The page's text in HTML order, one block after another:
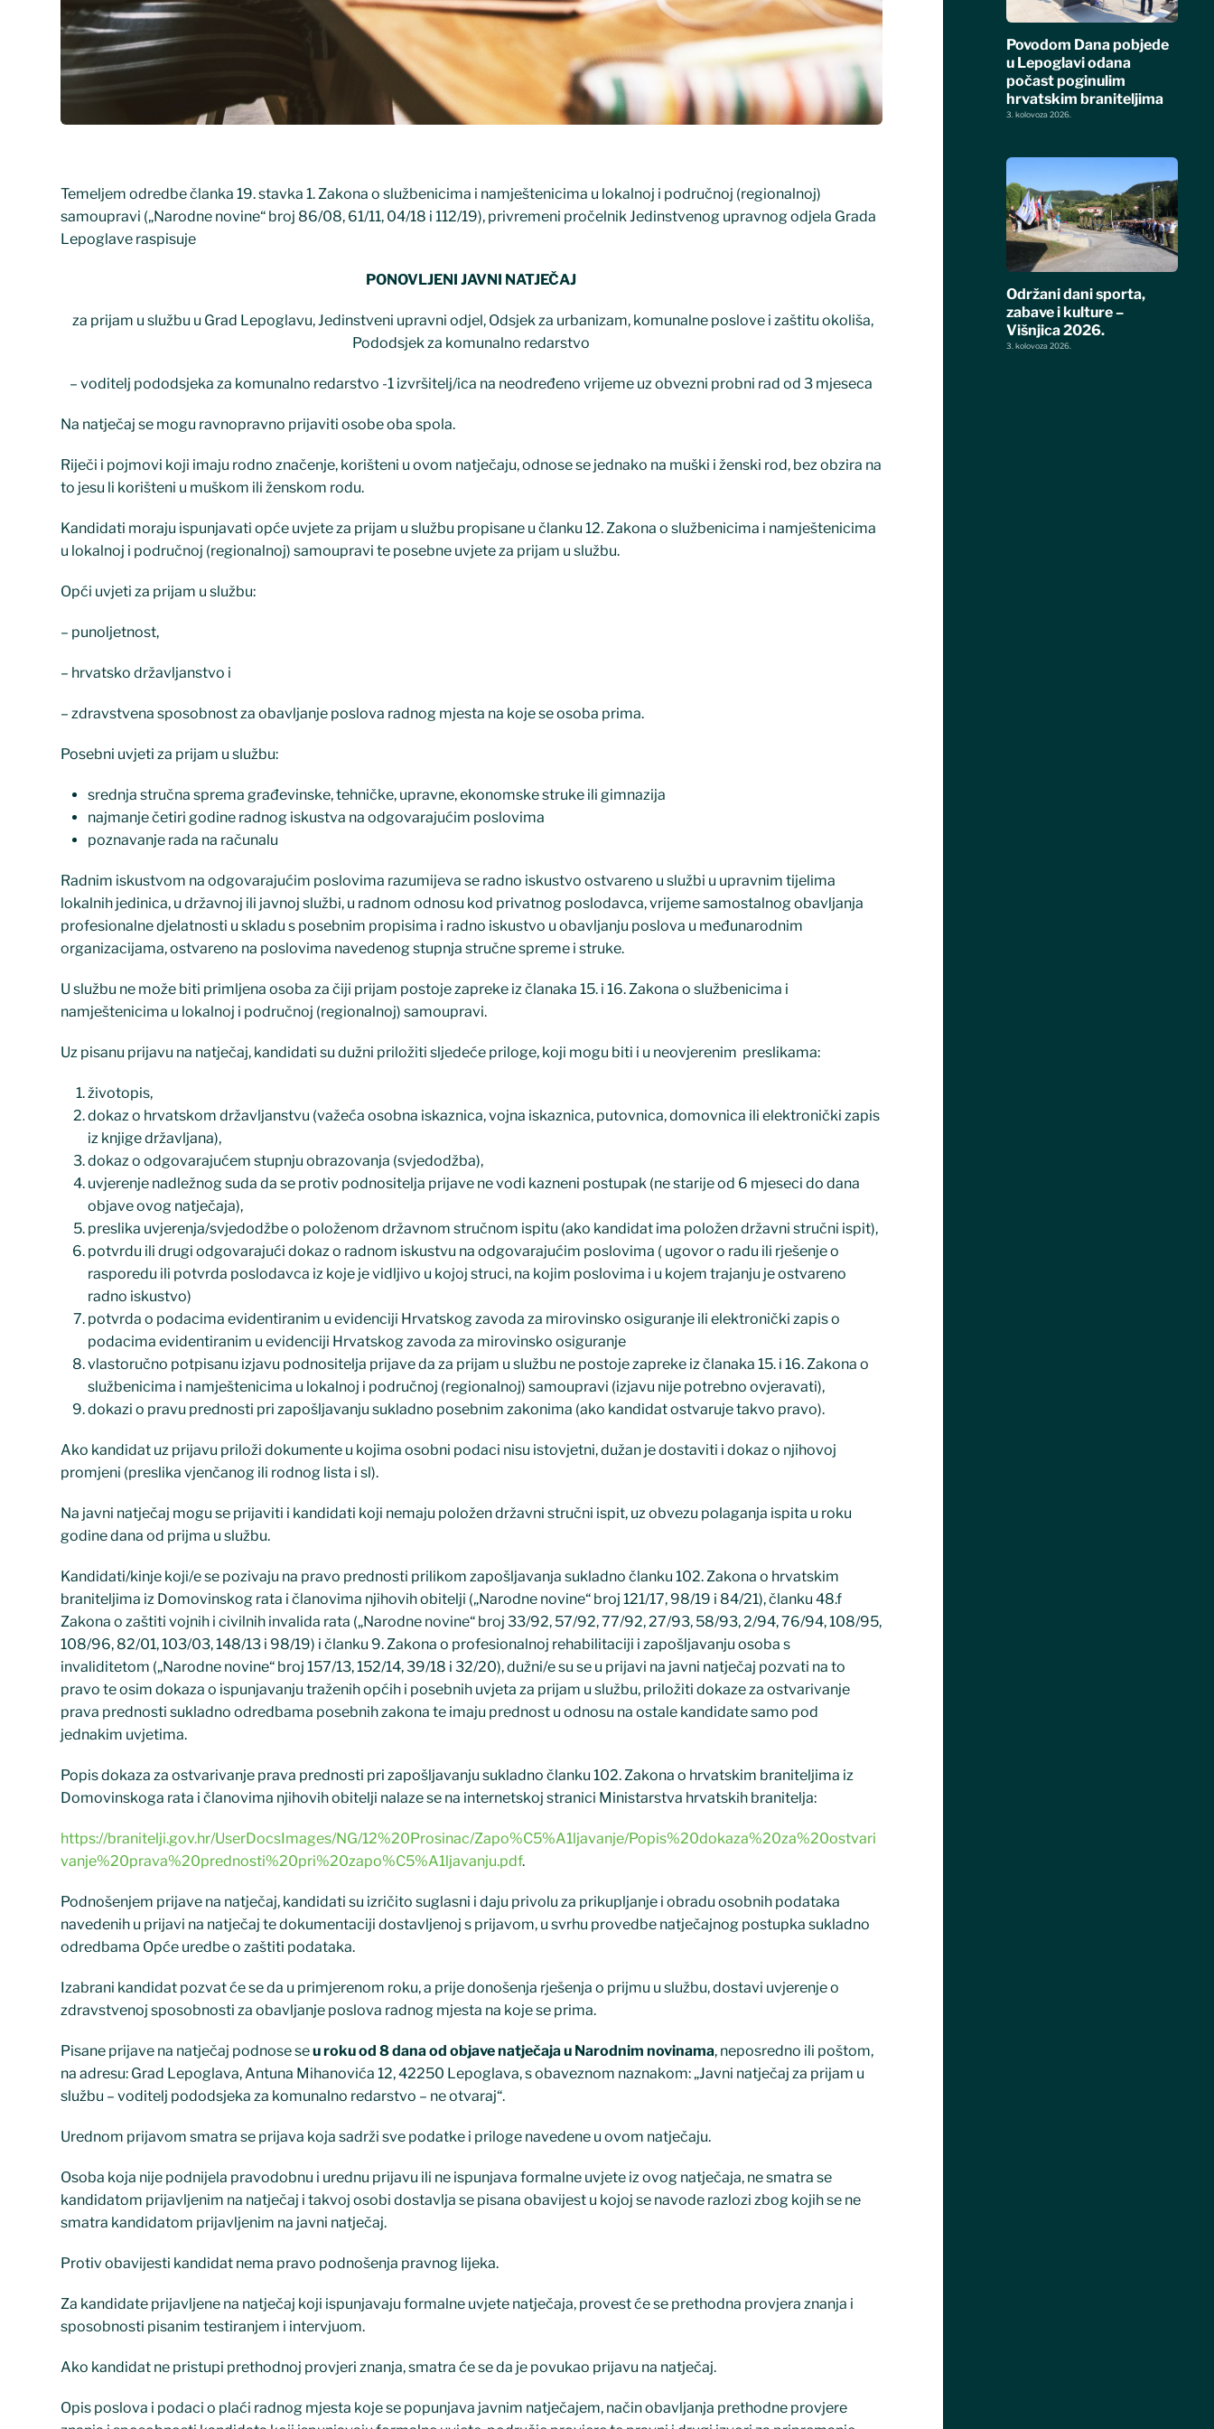
Temeljem odredbe članka 19. stavka 1. Zakona o službenicima i namještenicima u lokalnoj i područnoj (regionalnoj)
samoupravi („Narodne novine“ broj 86/08, 61/11, 04/18 i 112/19), privremeni pročelnik Jedinstvenog upravnog odjela Grada
Lepoglave raspisuje
PONOVLJENI JAVNI NATJEČAJ
za prijam u službu u Grad Lepoglavu, Jedinstveni upravni odjel, Odsjek za urbanizam, komunalne poslove i zaštitu okoliša,
Pododsjek za komunalno redarstvo
– voditelj pododsjeka za komunalno redarstvo -1 izvršitelj/ica na neodređeno vrijeme uz obvezni probni rad od 3 mjeseca
Na natječaj se mogu ravnopravno prijaviti osobe oba spola.
Riječi i pojmovi koji imaju rodno značenje, korišteni u ovom natječaju, odnose se jednako na muški i ženski rod, bez obzira na
to jesu li korišteni u muškom ili ženskom rodu.
Kandidati moraju ispunjavati opće uvjete za prijam u službu propisane u članku 12. Zakona o službenicima i namještenicima
u lokalnoj i područnoj (regionalnoj) samoupravi te posebne uvjete za prijam u službu.
Opći uvjeti za prijam u službu:
– punoljetnost,
– hrvatsko državljanstvo i
– zdravstvena sposobnost za obavljanje poslova radnog mjesta na koje se osoba prima.
Posebni uvjeti za prijam u službu:
srednja stručna sprema građevinske, tehničke, upravne, ekonomske struke ili gimnazija
najmanje četiri godine radnog iskustva na odgovarajućim poslovima
poznavanje rada na računalu
Radnim iskustvom na odgovarajućim poslovima razumijeva se radno iskustvo ostvareno u službi u upravnim tijelima
lokalnih jedinica, u državnoj ili javnoj službi, u radnom odnosu kod privatnog poslodavca, vrijeme samostalnog obavljanja
profesionalne djelatnosti u skladu s posebnim propisima i radno iskustvo u obavljanju poslova u međunarodnim
organizacijama, ostvareno na poslovima navedenog stupnja stručne spreme i struke.
U službu ne može biti primljena osoba za čiji prijam postoje zapreke iz članaka 15. i 16. Zakona o službenicima i
namještenicima u lokalnoj i područnoj (regionalnoj) samoupravi.
Uz pisanu prijavu na natječaj, kandidati su dužni priložiti sljedeće priloge, koji mogu biti i u neovjerenim preslikama:
životopis,
dokaz o hrvatskom državljanstvu (važeća osobna iskaznica, vojna iskaznica, putovnica, domovnica ili elektronički zapis
iz knjige državljana),
dokaz o odgovarajućem stupnju obrazovanja (svjedodžba),
uvjerenje nadležnog suda da se protiv podnositelja prijave ne vodi kazneni postupak (ne starije od 6 mjeseci do dana
objave ovog natječaja),
preslika uvjerenja/svjedodžbe o položenom državnom stručnom ispitu (ako kandidat ima položen državni stručni ispit),
potvrdu ili drugi odgovarajući dokaz o radnom iskustvu na odgovarajućim poslovima ( ugovor o radu ili rješenje o
rasporedu ili potvrda poslodavca iz koje je vidljivo u kojoj struci, na kojim poslovima i u kojem trajanju je ostvareno
radno iskustvo)
potvrda o podacima evidentiranim u evidenciji Hrvatskog zavoda za mirovinsko osiguranje ili elektronički zapis o
podacima evidentiranim u evidenciji Hrvatskog zavoda za mirovinsko osiguranje
vlastoručno potpisanu izjavu podnositelja prijave da za prijam u službu ne postoje zapreke iz članaka 15. i 16. Zakona o
službenicima i namještenicima u lokalnoj i područnoj (regionalnoj) samoupravi (izjavu nije potrebno ovjeravati),
dokazi o pravu prednosti pri zapošljavanju sukladno posebnim zakonima (ako kandidat ostvaruje takvo pravo).
Ako kandidat uz prijavu priloži dokumente u kojima osobni podaci nisu istovjetni, dužan je dostaviti i dokaz o njihovoj
promjeni (preslika vjenčanog ili rodnog lista i sl).
Na javni natječaj mogu se prijaviti i kandidati koji nemaju položen državni stručni ispit, uz obvezu polaganja ispita u roku
godine dana od prijma u službu.
Kandidati/kinje koji/e se pozivaju na pravo prednosti prilikom zapošljavanja sukladno članku 102. Zakona o hrvatskim
braniteljima iz Domovinskog rata i članovima njihovih obitelji („Narodne novine“ broj 121/17, 98/19 i 84/21), članku 48.f
Zakona o zaštiti vojnih i civilnih invalida rata („Narodne novine“ broj 33/92, 57/92, 77/92, 27/93, 58/93, 2/94, 76/94, 108/95,
108/96, 82/01, 103/03, 148/13 i 98/19) i članku 9. Zakona o profesionalnoj rehabilitaciji i zapošljavanju osoba s
invaliditetom („Narodne novine“ broj 157/13, 152/14, 39/18 i 32/20), dužni/e su se u prijavi na javni natječaj pozvati na to
pravo te osim dokaza o ispunjavanju traženih općih i posebnih uvjeta za prijam u službu, priložiti dokaze za ostvarivanje
prava prednosti sukladno odredbama posebnih zakona te imaju prednost u odnosu na ostale kandidate samo pod
jednakim uvjetima.
Popis dokaza za ostvarivanje prava prednosti pri zapošljavanju sukladno članku 102. Zakona o hrvatskim braniteljima iz
Domovinskoga rata i članovima njihovih obitelji nalaze se na internetskoj stranici Ministarstva hrvatskih branitelja:
https://branitelji.gov.hr/UserDocsImages/NG/12%20Prosinac/Zapo%C5%A1ljavanje/Popis%20dokaza%20za%20ostvari
vanje%20prava%20prednosti%20pri%20zapo%C5%A1ljavanju.pdf.
Podnošenjem prijave na natječaj, kandidati su izričito suglasni i daju privolu za prikupljanje i obradu osobnih podataka
navedenih u prijavi na natječaj te dokumentaciji dostavljenoj s prijavom, u svrhu provedbe natječajnog postupka sukladno
odredbama Opće uredbe o zaštiti podataka.
Izabrani kandidat pozvat će se da u primjerenom roku, a prije donošenja rješenja o prijmu u službu, dostavi uvjerenje o
zdravstvenoj sposobnosti za obavljanje poslova radnog mjesta na koje se prima.
Pisane prijave na natječaj podnose seu roku od 8 dana od objave natječaja u Narodnim novinama, neposredno ili poštom,
na adresu: Grad Lepoglava, Antuna Mihanovića 12, 42250 Lepoglava, s obaveznom naznakom: „Javni natječaj za prijam u
službu – voditelj pododsjeka za komunalno redarstvo – ne otvaraj“.
Urednom prijavom smatra se prijava koja sadrži sve podatke i priloge navedene u ovom natječaju.
Osoba koja nije podnijela pravodobnu i urednu prijavu ili ne ispunjava formalne uvjete iz ovog natječaja, ne smatra se
kandidatom prijavljenim na natječaj i takvoj osobi dostavlja se pisana obavijest u kojoj se navode razlozi zbog kojih se ne
smatra kandidatom prijavljenim na javni natječaj.
Protiv obavijesti kandidat nema pravo podnošenja pravnog lijeka.
Za kandidate prijavljene na natječaj koji ispunjavaju formalne uvjete natječaja, provest će se prethodna provjera znanja i
sposobnosti pisanim testiranjem i intervjuom.
Ako kandidat ne pristupi prethodnoj provjeri znanja, smatra će se da je povukao prijavu na natječaj.
Opis poslova i podaci o plaći radnog mjesta koje se popunjava javnim natječajem, način obavljanja prethodne provjere
Povodom Dana pobjede
u Lepoglavi odana
počast poginulim
hrvatskim braniteljima
3. kolovoza 2026.
Održani dani sporta,
zabave i kulture –
Višnjica 2026.
3. kolovoza 2026.